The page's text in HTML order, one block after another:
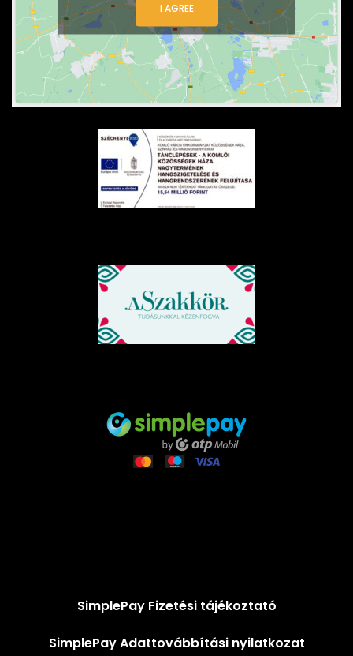
I AGREE
SimplePay Fizetési tájékoztató
SimplePay Adattovábbítási nyilatkozat